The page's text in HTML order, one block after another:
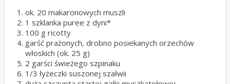
ok. 20 makaronowych muszli
1 szklanka puree z dyni*
100 g ricotty
garść prażonych, drobno posiekanych orzechów
włoskich (ok. 25 g)
2 garści świeżego szpinaku
1/3 łyżeczki suszonej szałwii